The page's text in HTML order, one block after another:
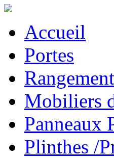
Accueil
Portes
Mobiliers
Panneaux
Plinthes /